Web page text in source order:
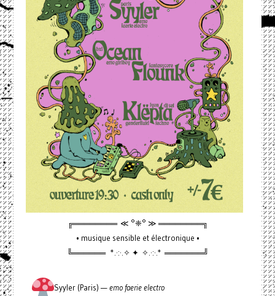
╔════════ ≪ °❈° ≫ ════════╗
• musique sensible et électronique •
╚══════ *.·:·.✧ ✦ ✧.·:·.* ═══════╝
Syyler (Paris) —emo faerie electro